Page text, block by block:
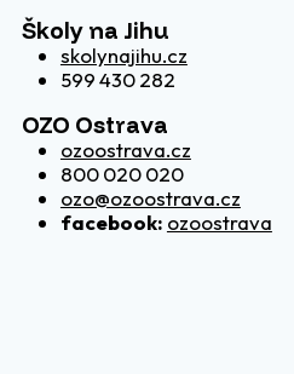
Školy na Jihu
skolynajihu.cz
599 430 282
OZO Ostrava
ozoostrava.cz
800 020 020
ozo@ozoostrava.cz
facebook: ozoostrava